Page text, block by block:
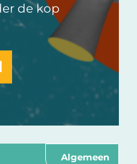
de kop
Algemeen